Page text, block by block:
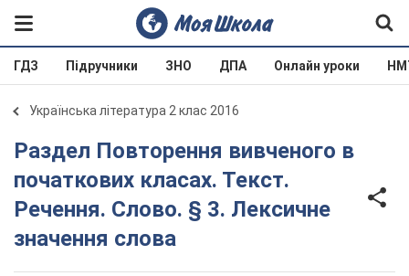
ГДЗ Підручники ЗНО ДПА Онлайн уроки
Українська література 2 клас 2016
Раздел Повторення вивченого в
початкових класах. Текст.
Речення. Слово. § 3. Лексичне
значення слова